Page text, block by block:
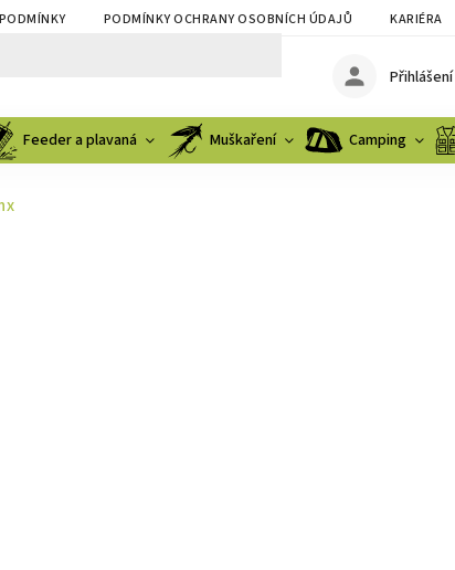
PODMÍNKY OCHRANY OSOBNÍCH ÚDAJŮ KARIÉRA
Přihlášení
Feeder a plavaná Muškaření Camping